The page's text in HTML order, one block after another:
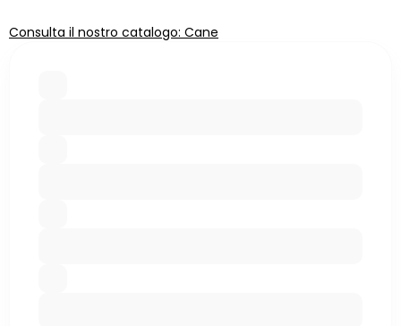
Consulta il nostro catalogo: Cane